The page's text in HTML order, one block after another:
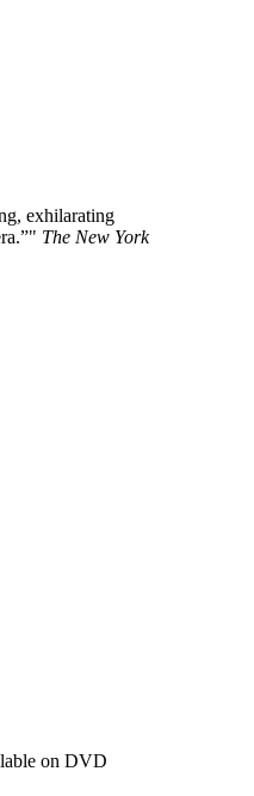
exhilarating
The New York
on DVD